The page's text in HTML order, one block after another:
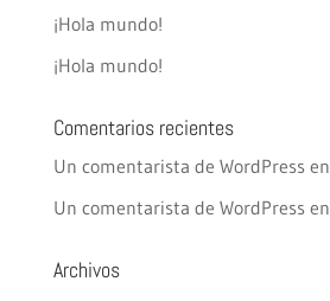
¡Hola mundo!
¡Hola mundo!
Comentarios recientes
Un comentarista de WordPressen
Un comentarista de WordPressen
Archivos